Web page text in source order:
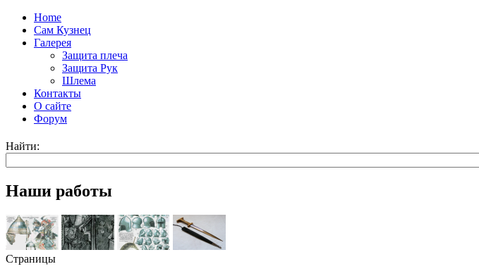
Home
Сам Кузнец
Галерея
Защита плеча
Защита Рук
Шлема
Контакты
О сайте
Форум
Найти:
Наши работы
Страницы